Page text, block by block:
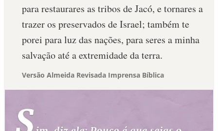
para restaurares as tribos de Jacó, e tornares a
trazer os preservados de Israel; também te
porei para luz das nações, para seres a minha
salvação até a extremidade da terra.
Versão Almeida Revisada Imprensa Bíblica